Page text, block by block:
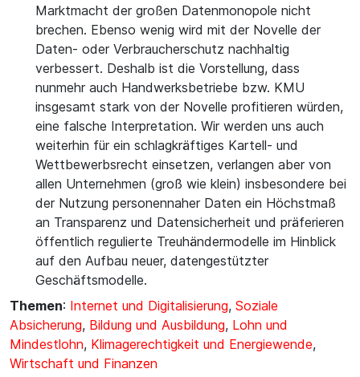
Marktmacht der großen Datenmonopole nicht
brechen. Ebenso wenig wird mit der Novelle der
Daten- oder Verbraucherschutz nachhaltig
verbessert. Deshalb ist die Vorstellung, dass
nunmehr auch Handwerksbetriebe bzw. KMU
insgesamt stark von der Novelle profitieren würden,
eine falsche Interpretation. Wir werden uns auch
weiterhin für ein schlagkräftiges Kartell- und
Wettbewerbsrecht einsetzen, verlangen aber von
allen Unternehmen (groß wie klein) insbesondere bei
der Nutzung personennaher Daten ein Höchstmaß
an Transparenz und Datensicherheit und präferieren
öffentlich regulierte Treuhändermodelle im Hinblick
auf den Aufbau neuer, datengestützter
Geschäftsmodelle.
Themen: Internet und Digitalisierung, Soziale
Absicherung, Bildung und Ausbildung, Lohn und
Mindestlohn, Klimagerechtigkeit und Energiewende,
Wirtschaft und Finanzen